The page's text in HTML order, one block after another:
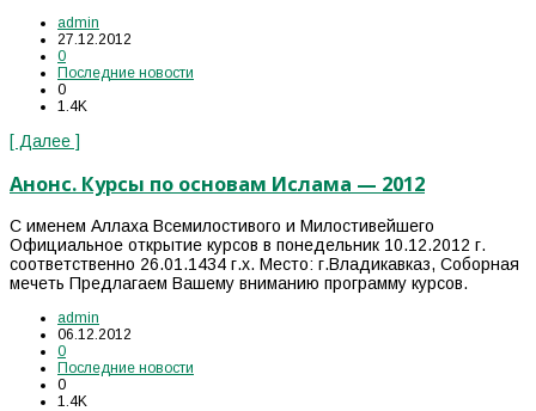
admin
27.12.2012
0
Последние новости
0
1.4K
[ Далее ]
Анонс. Курсы по основам Ислама — 2012
С именем Аллаха Всемилостивого и Милостивейшего
Официальное открытие курсов в понедельник 10.12.2012 г.
соответственно 26.01.1434 г.х. Место: г.Владикавказ, Соборная
мечеть Предлагаем Вашему вниманию программу курсов.
admin
06.12.2012
0
Последние новости
0
1.4K